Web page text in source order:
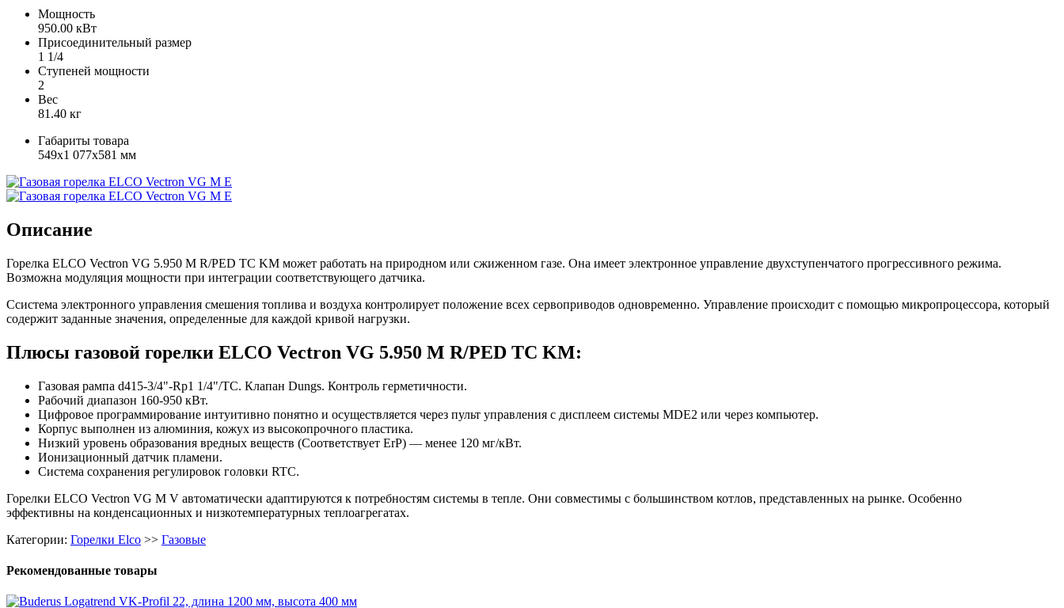
Мощность
950.00 кВт
Присоединительный размер
1 1/4
Ступеней мощности
2
Вес
81.40 кг
Габариты товара
549x1 077x581 мм
Описание
Горелка ELCO Vectron VG 5.950 M R/PED TC KM может работать на природном или сжиженном газе. Она имеет электронное управление двухступенчатого прогрессивного режима.
Возможна модуляция мощности при интеграции соответствующего датчика.
Cсистема электронного управления смешения топлива и воздуха контролирует положение всех сервоприводов одновременно. Управление происходит с помощью микропроцессора, который
содержит заданные значения, определенные для каждой кривой нагрузки.
Плюсы газовой горелки ELCO Vectron VG 5.950 M R/PED TC KM:
Газовая рампа d415-3/4"-Rp1 1/4"/TC. Клапан Dungs. Контроль герметичности.
Рабочий диапазон 160-950 кВт.
Цифровое программирование интуитивно понятно и осуществляется через пульт управления с дисплеем системы MDE2 или через компьютер.
Корпус выполнен из алюминия, кожух из высокопрочного пластика.
Низкий уровень образования вредных веществ (Соответствует ErP) — менее 120 мг/кВт.
Ионизационный датчик пламени.
Система сохранения регулировок головки RTC.
Горелки ELCO Vectron VG M V автоматически адаптируются к потребностям системы в тепле. Они совместимы с большинством котлов, представленных на рынке. Особенно
эффективны на конденсационных и низкотемпературных теплоагрегатах.
Категории: Горелки Elco >> Газовые
Рекомендованные товары